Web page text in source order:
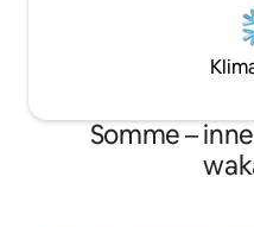
Somme –